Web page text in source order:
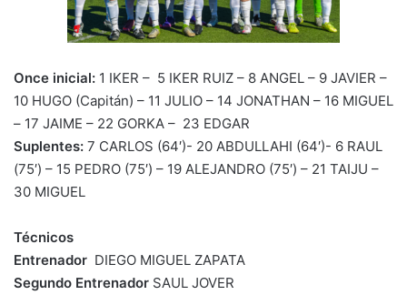
Once inicial: 1 IKER – 5 IKER RUIZ – 8 ANGEL – 9 JAVIER –
10 HUGO (Capitán) – 11 JULIO – 14 JONATHAN – 16 MIGUEL
– 17 JAIME – 22 GORKA – 23 EDGAR
Suplentes: 7 CARLOS (64′)- 20 ABDULLAHI (64′)- 6 RAUL
(75′) – 15 PEDRO (75′) – 19 ALEJANDRO (75′) – 21 TAIJU –
30 MIGUEL
Técnicos
Entrenador DIEGO MIGUEL ZAPATA
Segundo Entrenador SAUL JOVER